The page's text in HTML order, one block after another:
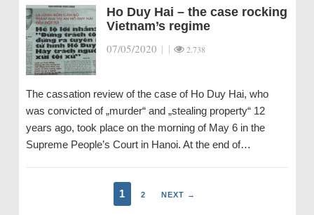
Ho Duy Hai – the case rocking
Vietnam’s regime
07/05/2020 | | 2.738
The cassation review of the case of Ho Duy Hai, who
was convicted of „murder“ and „stealing property“ 12
years ago, took place on the morning of May 6 in the
Supreme People’s Court in Hanoi. At the end of…
1 2 NEXT →